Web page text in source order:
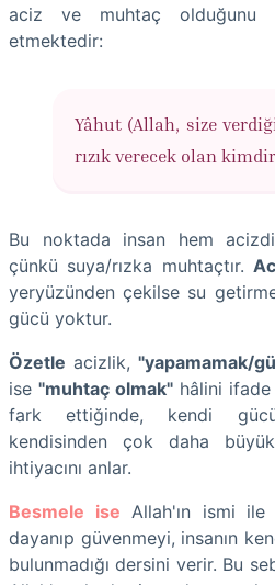
aciz ve muhtaç olduğunu
etmektedir:
Yâhut (Allah, size
rızık verecek olan
Bu noktada insan hem
çünkü suya/rızka muhtaçtır.
yeryüzünden çekilse su
gücü yoktur.
Özetle acizlik, "yapamamak/
ise "muhtaç olmak" hâlini ifade
fark ettiğinde, kendi
kendisinden çok daha
ihtiyacını anlar.
Besmele ise Allah'ın ismi ile
dayanıp güvenmeyi, insanın
bulunmadığı dersini verir. Bu